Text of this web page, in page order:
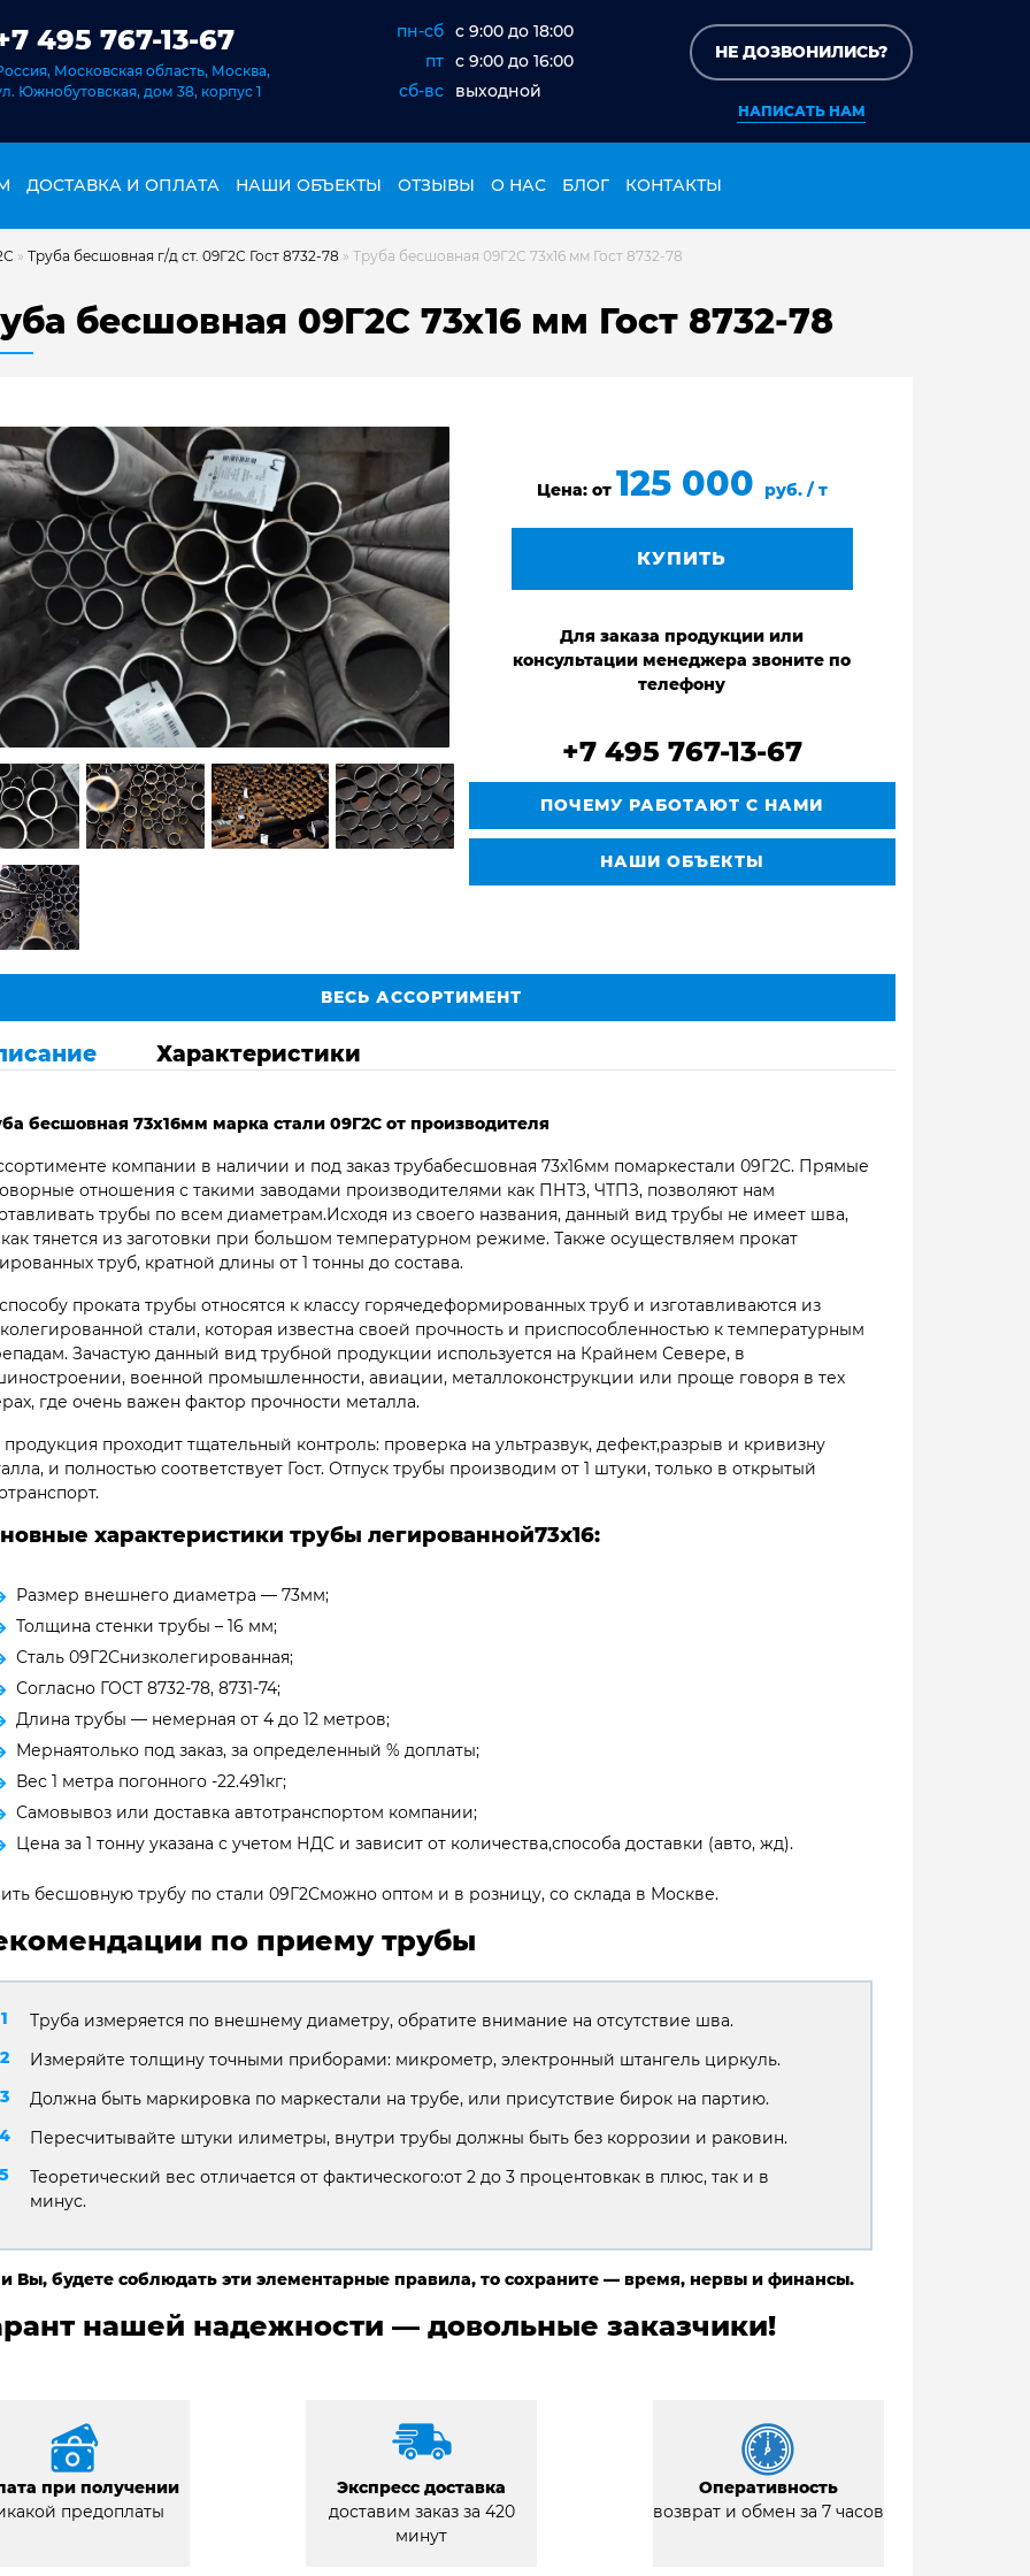
495 767-13-67
Московская область, Москва,
Южнобутовская, дом 38, корпус 1
пн-сб c 9:00 до 18:00
пт c 9:00 до 16:00
сб-вс
выходной
НЕ ДОЗВОНИЛИСЬ?
НАПИСАТЬ НАМ
ДОСТАВКА И ОПЛАТА НАШИ ОБЪЕКТЫ ОТЗЫВЫ О НАС БЛОГ КОНТАКТЫ
» Труба бесшовная г/д ст. 09Г2С Гост 8732-78 » Труба бесшовная 09Г2С 73х16 мм Гост 8732-78
бесшовная 09Г2С 73х16 мм Гост 8732-78
Цена: от 125 000 руб. / т
КУПИТЬ
Для заказа продукции или
консультации менеджера звоните по
телефону
+7 495 767-13-67
ПОЧЕМУ РАБОТАЮТ С НАМИ
НАШИ ОБЪЕКТЫ
ВЕСЬ АССОРТИМЕНТ
Характеристики
бесшовная 73х16мм марка стали 09Г2С от производителя
компании в наличии и под заказ трубабесшовная 73х16мм помаркестали 09Г2С. Прямые
отношения с такими заводами производителями как ПНТЗ, ЧТПЗ, позволяют нам
трубы по всем диаметрам.Исходя из своего названия, данный вид трубы не имеет шва,
как тянется из заготовки при большом температурном режиме. Также осуществляем прокат
труб, кратной длины от 1 тонны до состава.
проката трубы относятся к классу горячедеформированных труб и изготавливаются из
стали, которая известна своей прочность и приспособленностью к температурным
Зачастую данный вид трубной продукции используется на Крайнем Севере, в
военной промышленности, авиации, металлоконструкции или проще говоря в тех
где очень важен фактор прочности металла.
продукция проходит тщательный контроль: проверка на ультразвук, дефект,разрыв и кривизну
и полностью соответствует Гост. Отпуск трубы производим от 1 штуки, только в открытый
характеристики трубы легированной73х16:
Размер внешнего диаметра — 73мм;
Толщина стенки трубы – 16 мм;
Сталь 09Г2Снизколегированная;
Согласно ГОСТ 8732-78, 8731-74;
Длина трубы — немерная от 4 до 12 метров;
Мернаятолько под заказ, за определенный % доплаты;
Вес 1 метра погонного -22.491кг;
Самовывоз или доставка автотранспортом компании;
Цена за 1 тонну указана с учетом НДС и зависит от количества,способа доставки (авто, жд).
бесшовную трубу по стали 09Г2Сможно оптом и в розницу, со склада в Москве.
по приему трубы
Труба измеряется по внешнему диаметру, обратите внимание на отсутствие шва.
Измеряйте толщину точными приборами: микрометр, электронный штангель циркуль.
Должна быть маркировка по маркестали на трубе, или присутствие бирок на партию.
Пересчитывайте штуки илиметры, внутри трубы должны быть без коррозии и раковин.
Теоретический вес отличается от фактического:от 2 до 3 процентовкак в плюс, так и в
минус.
Вы, будете соблюдать эти элементарные правила, то сохраните — время, нервы и финансы.
нашей надежности — довольные заказчики!
при получении
предоплаты
Экспресс доставка
доставим заказ за 420
минут
Оперативность
возврат и обмен за 7 часов